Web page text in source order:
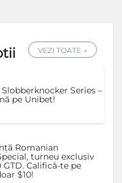
VEZI TOATE →
Series –
pe Unibet!
Romanian
turneu exclusiv
Califică-te pe
$10!